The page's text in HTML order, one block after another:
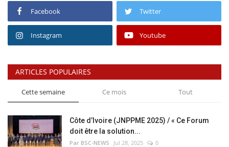
Facebook Twitter
Instagram Youtube
ARTICLES POPULAIRES
Cette semaine Ce mois Tout
Côte d’Ivoire (JNPPME 2025) / « Ce Forum
doit être la solution...
Par BSC-NEWS Jul 28, 2025 0